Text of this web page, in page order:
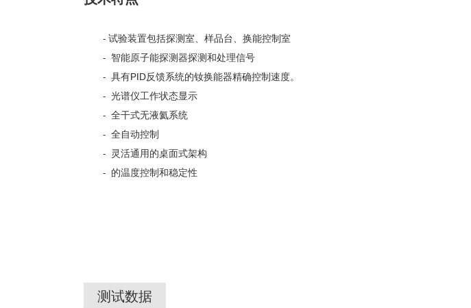
- 试验装置包括探测室、样品台、换能控制室
- 智能原子能探测器探测和处理信号
- 具有PID反馈系统的钕换能器精确控制速度。
- 光谱仪工作状态显示
- 全干式无液氦系统
- 全自动控制
-
灵活通用的桌面式架构
- 的温度控制和稳定性
测试数据